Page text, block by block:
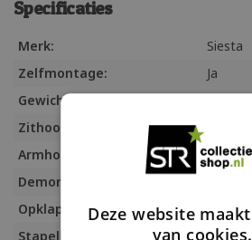
Specificaties
Merk:
Siesta
Zelfmontage:
Ja
Gewicht:
15 kg
Zithoogte:
Armhoogte:
Demontabel:
Opklapbaar:
Nee
Stapelbaar:
Nee
Deze website
van cookies.